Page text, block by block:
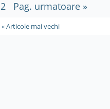
2 Pag. urmatoare »
« Articole mai vechi